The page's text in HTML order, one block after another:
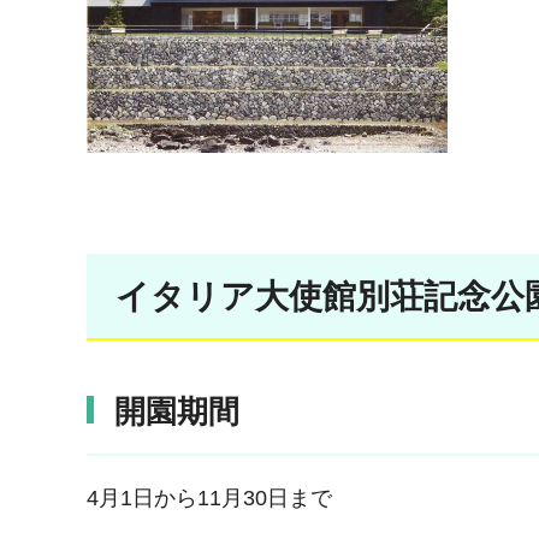
イタリア大使館別荘記念公
開園期間
4月1日から11月30日まで